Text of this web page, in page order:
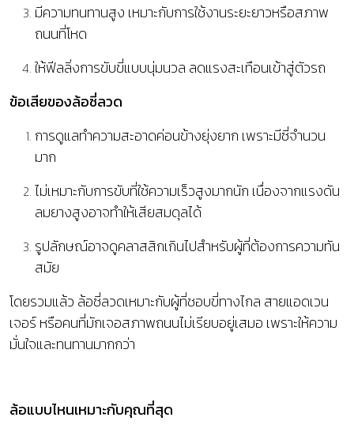
มีความทนทานสูง เหมาะกับการใช้งานระยะยาวหรือสภาพ
ถนนที่โหด
ให้ฟีลลิ่งการขับขี่แบบนุ่มนวล ลดแรงสะเทือนเข้าสู่ตัวรถ
ข้อเสียของล้อซี่ลวด
การดูแลทำความสะอาดค่อนข้างยุ่งยาก เพราะมีซี่จำนวน
มาก
ไม่เหมาะกับการขับที่ใช้ความเร็วสูงมากนัก เนื่องจากแรงดัน
ลมยางสูงอาจทำให้เสียสมดุลได้
รูปลักษณ์อาจดูคลาสสิกเกินไปสำหรับผู้ที่ต้องการความทัน
สมัย
โดยรวมแล้ว ล้อซี่ลวดเหมาะกับผู้ที่ชอบขี่ทางไกล สายแอดเวน
เจอร์ หรือคนที่มักเจอสภาพถนนไม่เรียบอยู่เสมอ เพราะให้ความ
มั่นใจและทนทานมากกว่า
ล้อแบบไหนเหมาะกับคุณที่สุด